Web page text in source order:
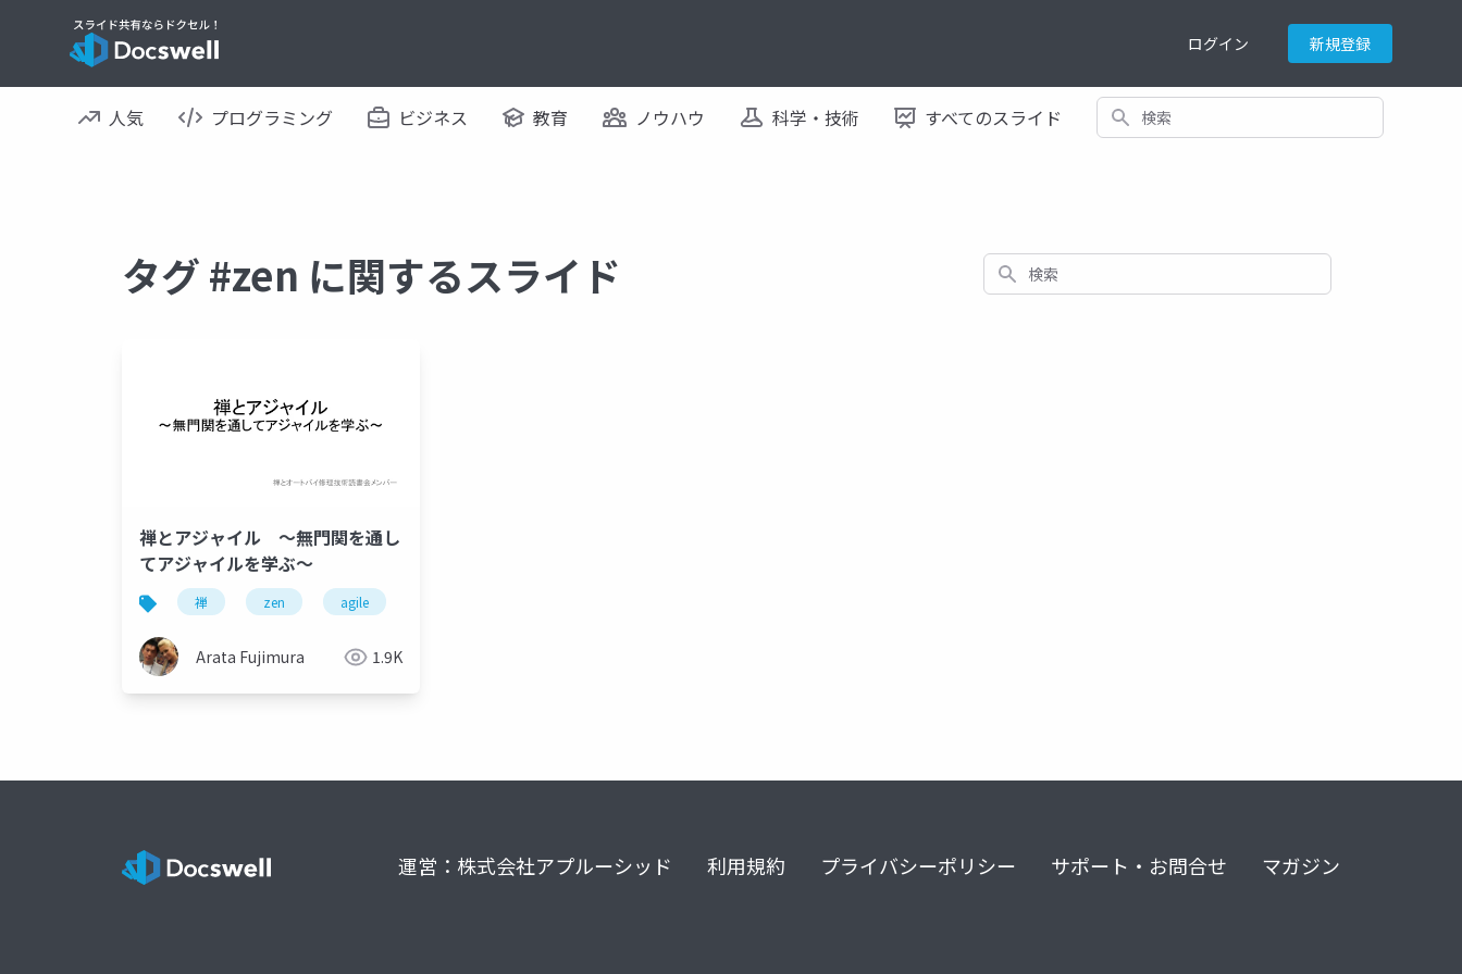
ログイン 新規登録
人気 プログラミング ビジネス 教育 ノウハウ 科学・技術 すべてのスライド 検索
タグ #zen に関するスライド 検索
禅とアジャイル 〜無門関を通し
てアジャイルを学ぶ〜
禅 zen agile
Arata Fujimura 1.9K
運営：株式会社アプルーシッド 利用規約 プライバシーポリシー サポート・お問合せ マガジン